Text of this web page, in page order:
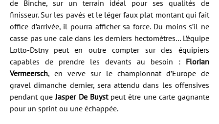
de Binche, sur un terrain idéal pour ses qualités de
finisseur. Sur les pavés et le léger faux plat montant qui fait
office d’arrivée, il pourra afficher sa force. Du moins s’il ne
casse pas une cale dans les derniers hectomètres… L’équipe
Lotto-Dstny peut en outre compter sur des équipiers
capables de prendre les devants au besoin : Florian
Vermeersch, en verve sur le championnat d’Europe de
gravel dimanche dernier, sera attendu dans les offensives
pendant queJasper De Buystpeut être une carte gagnante
pour un sprint ou une échappée.